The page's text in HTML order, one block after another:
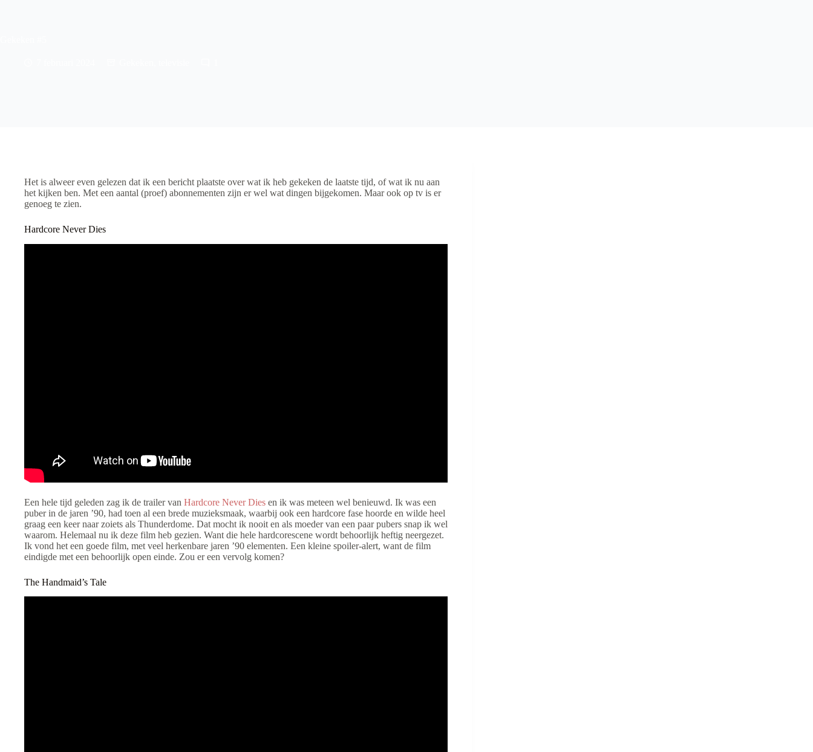
Het is alweer even gelezen dat ik een bericht plaatste over wat ik heb gekeken de laatste tijd, of wat ik nu aan
het kijken ben. Met een aantal (proef) abonnementen zijn er wel wat dingen bijgekomen. Maar ook op tv is er
genoeg te zien.
Hardcore Never Dies
Een hele tijd geleden zag ik de trailer van Hardcore Never Dies en ik was meteen wel benieuwd. Ik was een
puber in de jaren ’90, had toen al een brede muzieksmaak, waarbij ook een hardcore fase hoorde en wilde heel
graag een keer naar zoiets als Thunderdome. Dat mocht ik nooit en als moeder van een paar pubers snap ik wel
waarom. Helemaal nu ik deze film heb gezien. Want die hele hardcorescene wordt behoorlijk heftig neergezet.
Ik vond het een goede film, met veel herkenbare jaren ’90 elementen. Een kleine spoiler-alert, want de film
eindigde met een behoorlijk open einde. Zou er een vervolg komen?
The Handmaid’s Tale